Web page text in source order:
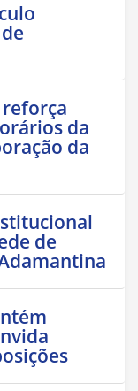
da
da
de